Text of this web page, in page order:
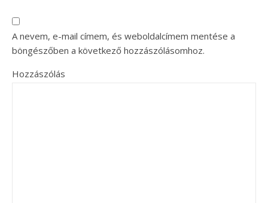
A nevem, e-mail címem, és weboldalcímem mentése a
böngészőben a következő hozzászólásomhoz.
Hozzászólás